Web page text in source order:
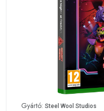
Gyártó: Steel Wool Studios